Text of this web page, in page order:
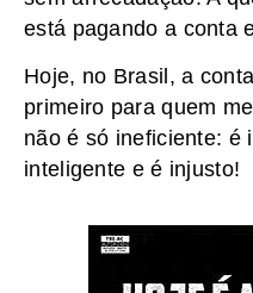
está pagando a conta
Hoje, no Brasil, a
primeiro para quem
não é só ineficiente: é
inteligente e é injusto!